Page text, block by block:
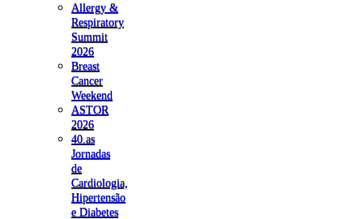
Allergy &
Respiratory
Summit
2026
Breast
Cancer
Weekend
ASTOR
2026
40.as
Jornadas
de
Cardiologia,
Hipertensão
e Diabetes